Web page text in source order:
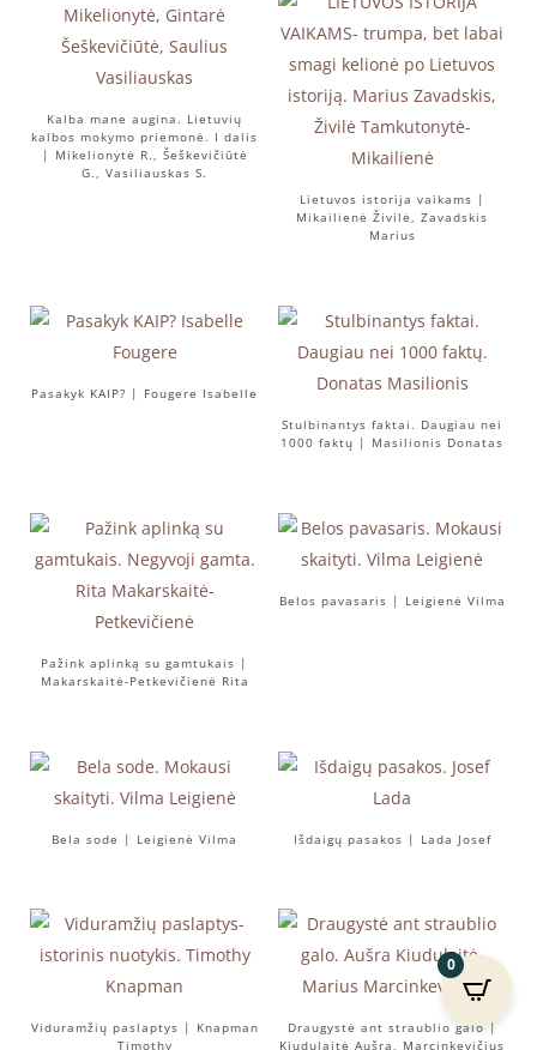
Kalba mane augina. Lietuvių
kalbos mokymo priemonė. I dalis
| Mikelionytė R., Šeškevičiūtė
G., Vasiliauskas S.
Lietuvos istorija vaikams |
Mikailienė Živilė, Zavadskis
Marius
Pasakyk KAIP? | Fougere Isabelle
Stulbinantys faktai. Daugiau nei
1000 faktų | Masilionis Donatas
Pažink aplinką su gamtukais |
Makarskaitė-Petkevičienė Rita
Belos pavasaris | Leigienė Vilma
Bela sode | Leigienė Vilma Išdaigų pasakos | Lada Josef
Viduramžių paslaptys | Knapman
Timothy
Draugystė ant straublio galo |
Kiudulaitė Aušra, Marcinkevičius
0